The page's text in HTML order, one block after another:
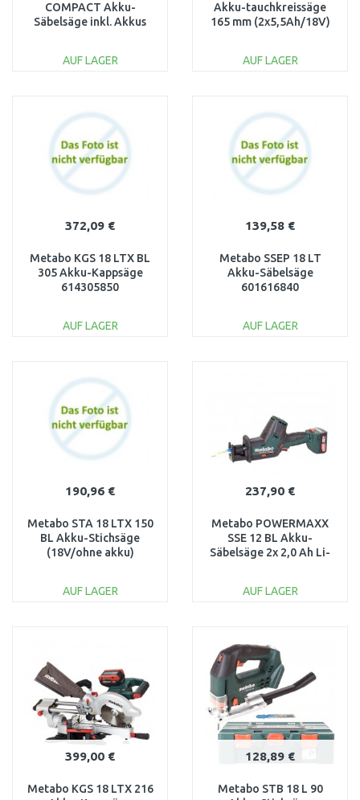
COMPACT Akku-
Säbelsäge inkl. Akkus
AUF LAGER
Vergleichen
Akku-tauchkreissäge
165 mm (2x5,5Ah/18V)
AUF LAGER
Vergleichen
372,09 €
Metabo KGS 18 LTX BL
305 Akku-Kappsäge
614305850
AUF LAGER
Vergleichen
139,58 €
Metabo SSEP 18 LT
Akku-Säbelsäge
601616840
AUF LAGER
190,96 €
Metabo STA 18 LTX 150
BL Akku-Stichsäge
(18V/ohne akku)
AUF LAGER
237,90 €
Metabo POWERMAXX
SSE 12 BL Akku-
Säbelsäge 2x 2,0 Ah Li-
AUF LAGER
Vergleichen
399,00 €
Metabo KGS 18 LTX 216
128,89 €
Metabo STB 18 L 90